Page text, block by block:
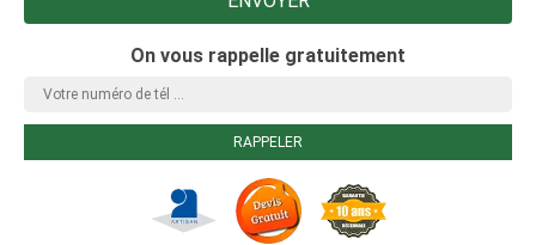
On vous rappelle gratuitement